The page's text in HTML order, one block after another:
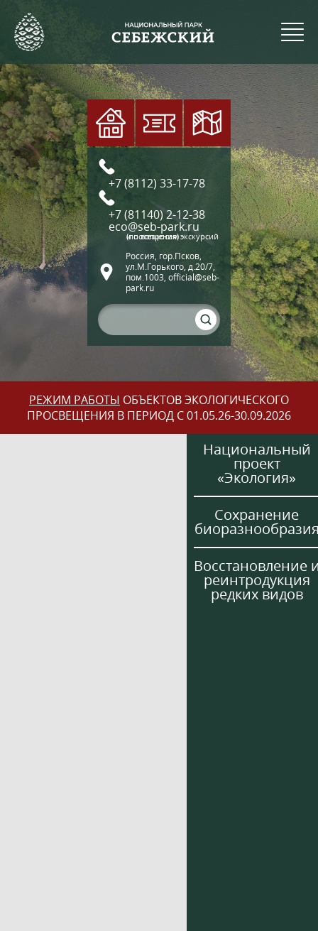
+7 (8112) 33-17-78
+7 (81140) 2-12-38
eco@seb-park.ru
(по вопросам экскурсий и посещения)
Россия, гор.Псков,
ул.М.Горького, д.20/7,
пом.1003, official@seb-
park.ru
РЕЖИМ РАБОТЫ ОБЪЕКТОВ ЭКОЛОГИЧЕСКОГО
ПРОСВЕЩЕНИЯ В ПЕРИОД С 01.05.26-30.09.2026
Национальный
проект
«Экология»
Сохранение
Восстановление
реинтродукция
редких видов